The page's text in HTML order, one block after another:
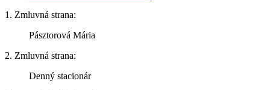
1. Zmluvná strana:
Pásztorová Mária
2. Zmluvná strana:
Denný stacionár